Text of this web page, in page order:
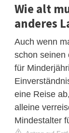
Wie alt
anderes
Auch wenn
schon seinen
für
eine Reise
alleine
Mindestalter